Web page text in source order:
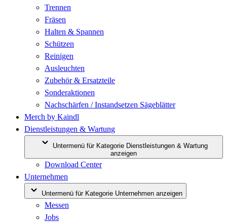
Trennen
Fräsen
Halten & Spannen
Schützen
Reinigen
Ausleuchten
Zubehör & Ersatzteile
Sonderaktionen
Nachschärfen / Instandsetzen Sägeblätter
Merch by Kaindl
Dienstleistungen & Wartung
Untermenü für Kategorie Dienstleistungen & Wartung
anzeigen
Download Center
Unternehmen
Untermenü für Kategorie Unternehmen anzeigen
Messen
Jobs